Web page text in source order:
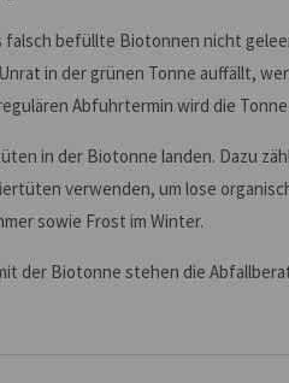
falsch befüllte Biotonnen nicht
in der grünen Tonne auffällt,
Abfuhrtermin wird die
in der Biotonne landen. Dazu
verwenden, um lose
sowie Frost im Winter.
der Biotonne stehen die